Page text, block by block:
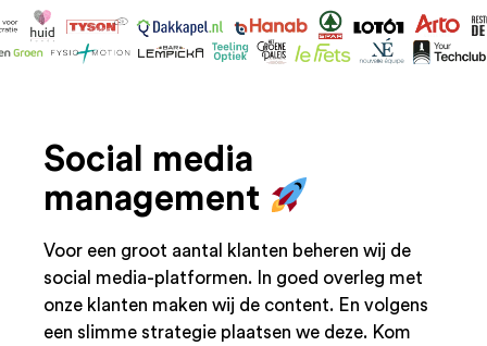
Social media
management
Voor een groot aantal klanten beheren wij de
social media-platformen. In goed overleg met
onze klanten maken wij de content. En volgens
een slimme strategie plaatsen we deze. Kom